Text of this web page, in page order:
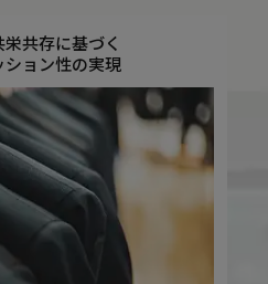
共存に基づく
ョン性の実現